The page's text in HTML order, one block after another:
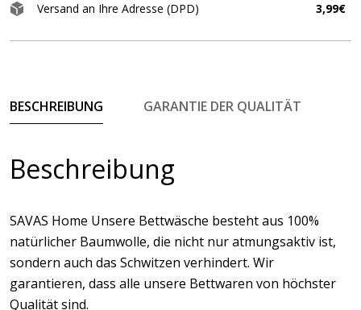
Versand an Ihre Adresse (DPD)
3,99€
BESCHREIBUNG GARANTIE DER QUALITÄT
Beschreibung
SAVAS Home Unsere Bettwäsche besteht aus 100%
natürlicher Baumwolle, die nicht nur atmungsaktiv ist,
sondern auch das Schwitzen verhindert. Wir
garantieren, dass alle unsere Bettwaren von höchster
Qualität sind.